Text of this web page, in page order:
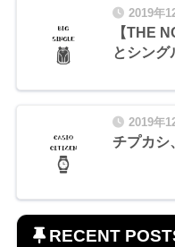
2019年
【THE
とシング
2019年
チプカシ
RECENT